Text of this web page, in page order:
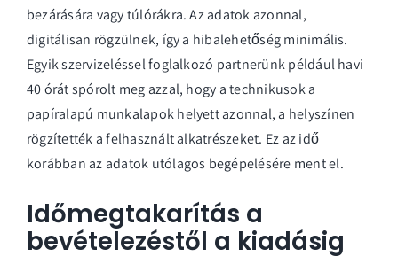
bezárására vagy túlórákra. Az adatok azonnal,
digitálisan rögzülnek, így a hibalehetőség minimális.
Egyik szervizeléssel foglalkozó partnerünk például havi
40 órát spórolt meg azzal, hogy a technikusok a
papíralapú munkalapok helyett azonnal, a helyszínen
rögzítették a felhasznált alkatrészeket. Ez az idő
korábban az adatok utólagos begépelésére ment el.
Időmegtakarítás a
bevételezéstől a kiadásig